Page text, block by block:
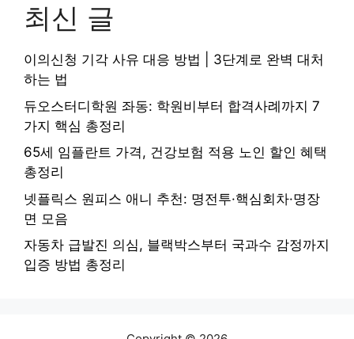
최신 글
이의신청 기각 사유 대응 방법 | 3단계로 완벽 대처
하는 법
듀오스터디학원 좌동: 학원비부터 합격사례까지 7
가지 핵심 총정리
65세 임플란트 가격, 건강보험 적용 노인 할인 혜택
총정리
넷플릭스 원피스 애니 추천: 명전투·핵심회차·명장
면 모음
자동차 급발진 의심, 블랙박스부터 국과수 감정까지
입증 방법 총정리